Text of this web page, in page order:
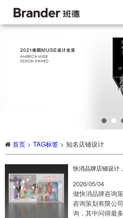
首页 > TAG标签 > 知名店铺设计
快消品牌店铺设计
2026/05/04
做快消品牌咨询
咨询策划有限公
询，其中问得最